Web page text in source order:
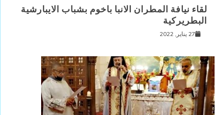
لقاء نيافة المطران الانبا باخوم بشباب الايبارشية
البطريركية
27 يناير, 2022